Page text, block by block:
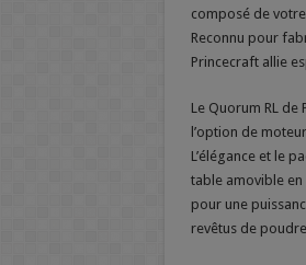
composé de
Reconnu pour
Princecraft allie
Le Quorum RL
l’option de
L’élégance et le
table amovible en
pour une
revêtus de